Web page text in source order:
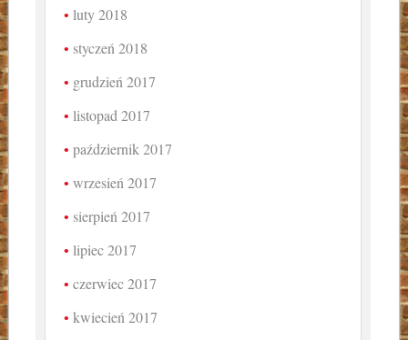
luty 2018
styczeń 2018
grudzień 2017
listopad 2017
październik 2017
wrzesień 2017
sierpień 2017
lipiec 2017
czerwiec 2017
kwiecień 2017